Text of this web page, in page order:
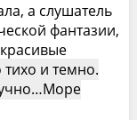
а слушатель
фантазии,
и темно.